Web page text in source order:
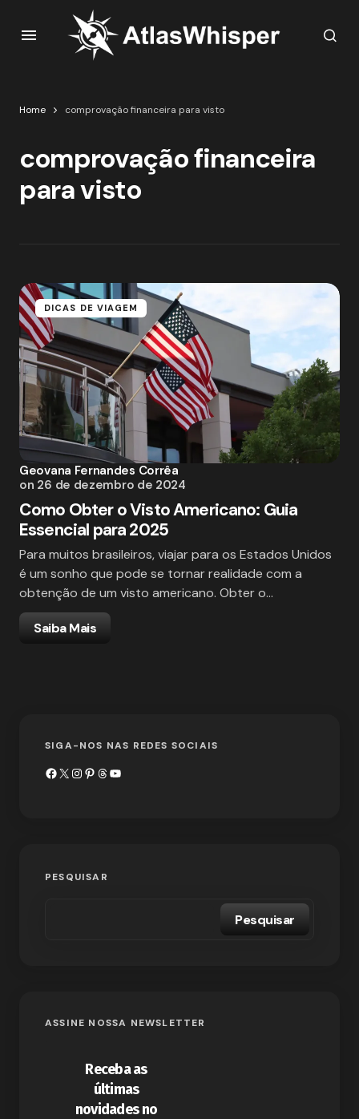
Home comprovação financeira para visto
comprovação financeira
para visto
DICAS DE VIAGEM
Geovana Fernandes Corrêa
on 26 de dezembro de 2024
Como Obter o Visto Americano: Guia
Essencial para 2025
Para muitos brasileiros, viajar para os Estados Unidos
é um sonho que pode se tornar realidade com a
obtenção de um visto americano. Obter o…
Saiba Mais
SIGA-NOS NAS REDES SOCIAIS
PESQUISAR
Pesquisar
ASSINE NOSSA NEWSLETTER
Receba as
últimas
novidades no